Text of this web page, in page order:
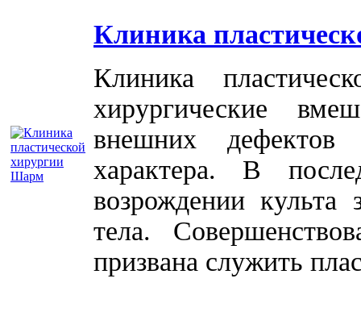
Клиника
Клиника
хирургические
внешних дефектов
характера. В
возрождении культа
тела.
призвана служить